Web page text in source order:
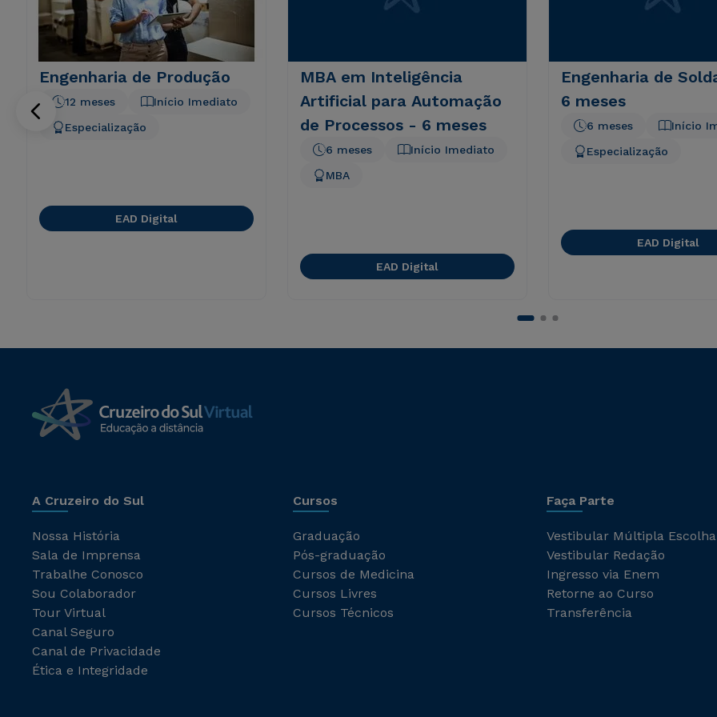
Engenharia de Produção
Início Imediato
12 meses
Especialização
EAD Digital
MBA em Inteligência
Artificial para Automação
de Processos - 6 meses
Início Imediato
6 meses
MBA
EAD Digital
Engenharia de
6 meses
Início
6 meses
Especialização
EAD Digital
A Cruzeiro do Sul
Nossa História
Sala de Imprensa
Trabalhe Conosco
Sou Colaborador
Tour Virtual
Canal Seguro
Canal de Privacidade
Ética e Integridade
Cursos
Graduação
Pós-graduação
Cursos de Medicina
Cursos Livres
Cursos Técnicos
Faça Parte
Vestibular Múltipla Escolha
Vestibular Redação
Ingresso via Enem
Retorne ao Curso
Transferência